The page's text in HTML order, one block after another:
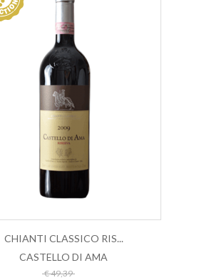
ESAURITO
CHIANTI CLASSICO RIS...
CASTELLO DI AMA
€ 49,39